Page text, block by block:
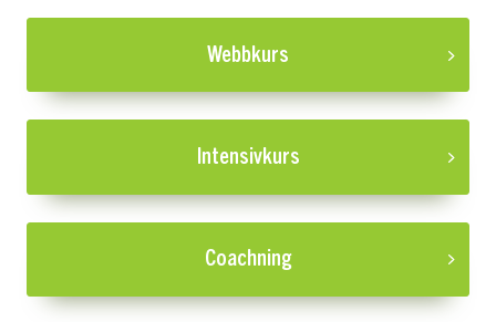
Webbkurs
Intensivkurs
Coachning